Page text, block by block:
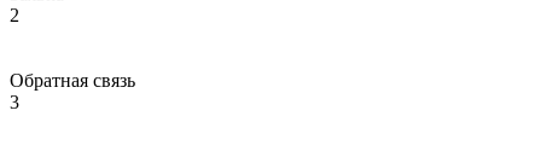
2
Обратная связь
3